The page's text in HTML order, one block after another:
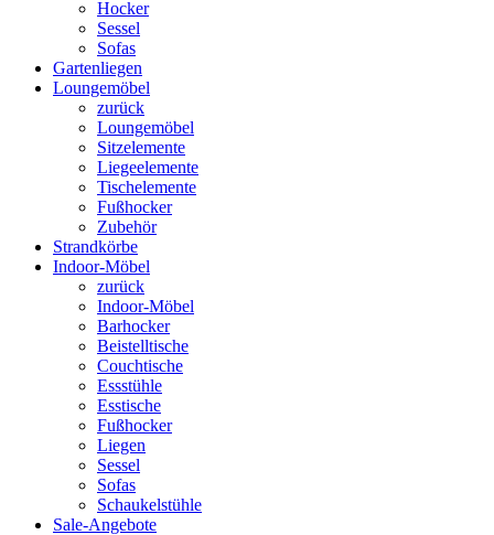
Hocker
Sessel
Sofas
Gartenliegen
Loungemöbel
zurück
Loungemöbel
Sitzelemente
Liegeelemente
Tischelemente
Fußhocker
Zubehör
Strandkörbe
Indoor-Möbel
zurück
Indoor-Möbel
Barhocker
Beistelltische
Couchtische
Essstühle
Esstische
Fußhocker
Liegen
Sessel
Sofas
Schaukelstühle
Sale-Angebote